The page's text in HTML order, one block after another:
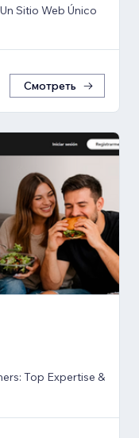
Sitio Web Único
Смотреть
Top Expertise &